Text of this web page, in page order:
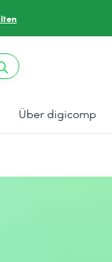
Über digicomp